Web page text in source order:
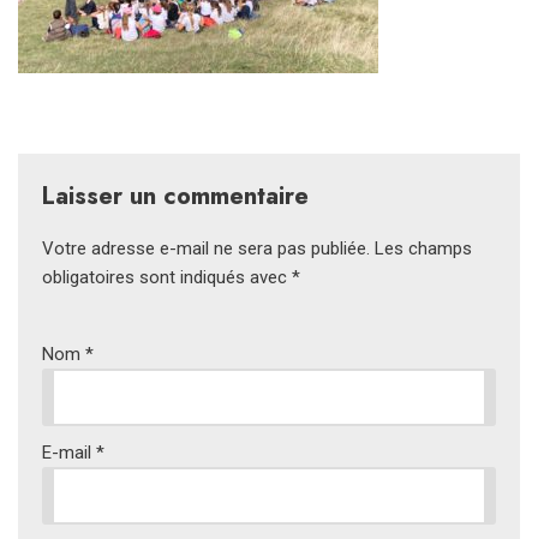
Laisser un commentaire
Votre adresse e-mail ne sera pas publiée. Les champs
obligatoires sont indiqués avec *
Nom *
E-mail *